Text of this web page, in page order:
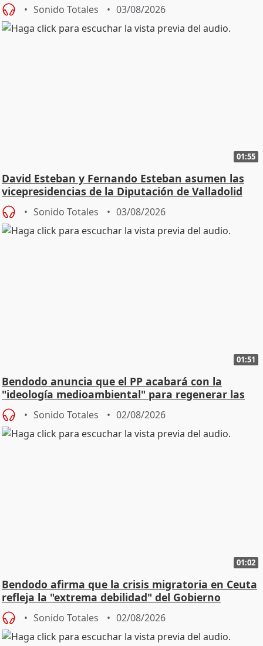
Sonido Totales 03/08/2026
01:55
David Esteban y Fernando Esteban asumen las
vicepresidencias de la Diputación de Valladolid
Sonido Totales 03/08/2026
01:51
Bendodo anuncia que el PP acabará con la
"ideología medioambiental" para regenerar las
playas
Sonido Totales 02/08/2026
01:02
Bendodo afirma que la crisis migratoria en Ceuta
refleja la "extrema debilidad" del Gobierno
Sonido Totales 02/08/2026